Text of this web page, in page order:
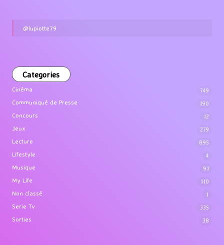
@lupiotte79
Categories
Cinéma 749
Communiqué de Presse 190
Concours 12
Jeux 279
Lecture 895
Lifestyle 4
Musique 91
My Life 110
Non classé 1
Serie Tv 335
Sorties 38